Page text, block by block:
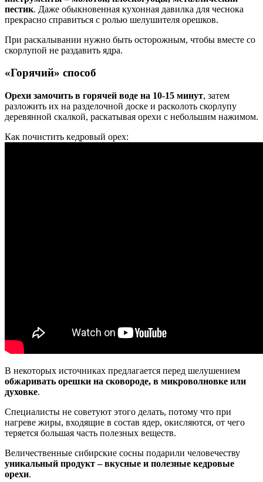
пестик. Даже обыкновенная кухонная давилка для чеснока
прекрасно справиться с ролью шелушителя орешков.
При раскалывании нужно быть осторожным, чтобы вместе со
скорлупой не раздавить ядра.
«Горячий» способ
Орехи замочить в горячей воде на 10-15 минут, затем
разложить их на разделочной доске и расколоть скорлупу
деревянной скалкой, раскатывая орехи с небольшим нажимом.
Как почистить кедровый орех:
В некоторых источниках предлагается перед шелушением
обжаривать орешки на сковороде, в микроволновке или
духовке.
Специалисты не советуют этого делать, потому что при
нагреве жиры, входящие в состав ядер, окисляются, от чего
теряется большая часть полезных веществ.
Величественные сибирские сосны подарили человечеству
уникальный продукт – вкусные и полезные кедровые
орехи.